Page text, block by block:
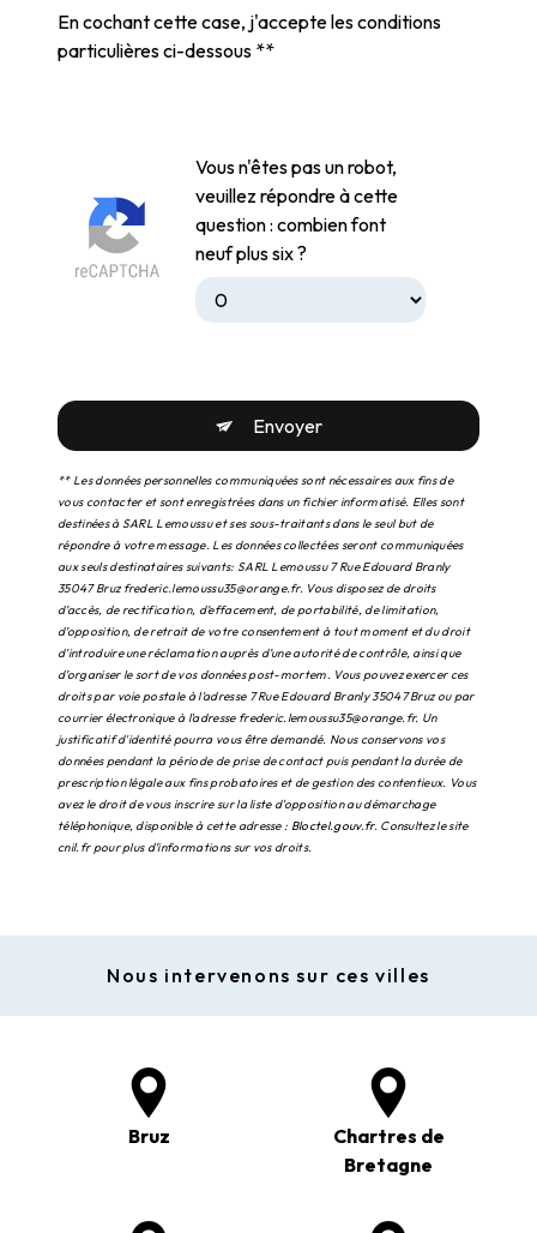
En cochant cette case, j'accepte les conditions
particulières ci-dessous **
Vous n'êtes pas un robot,
veuillez répondre à cette
question : combien font
neuf plus six ?
Envoyer
** Les données personnelles communiquées sont nécessaires aux fins de
vous contacter et sont enregistrées dans un fichier informatisé. Elles sont
destinées à SARL Lemoussu et ses sous-traitants dans le seul but de
répondre à votre message. Les données collectées seront communiquées
aux seuls destinataires suivants: SARL Lemoussu 7 Rue Edouard Branly
35047 Bruz frederic.lemoussu35@orange.fr. Vous disposez de droits
d’accès, de rectification, d’effacement, de portabilité, de limitation,
d’opposition, de retrait de votre consentement à tout moment et du droit
d’introduire une réclamation auprès d’une autorité de contrôle, ainsi que
d’organiser le sort de vos données post-mortem. Vous pouvez exercer ces
droits par voie postale à l'adresse 7 Rue Edouard Branly 35047 Bruz ou par
courrier électronique à l'adresse frederic.lemoussu35@orange.fr. Un
justificatif d'identité pourra vous être demandé. Nous conservons vos
données pendant la période de prise de contact puis pendant la durée de
prescription légale aux fins probatoires et de gestion des contentieux. Vous
avez le droit de vous inscrire sur la liste d'opposition au démarchage
téléphonique, disponible à cette adresse : Bloctel.gouv.fr. Consultez le site
cnil.fr pour plus d’informations sur vos droits.
Nous intervenons sur ces villes
Bruz
Chartres de
Bretagne